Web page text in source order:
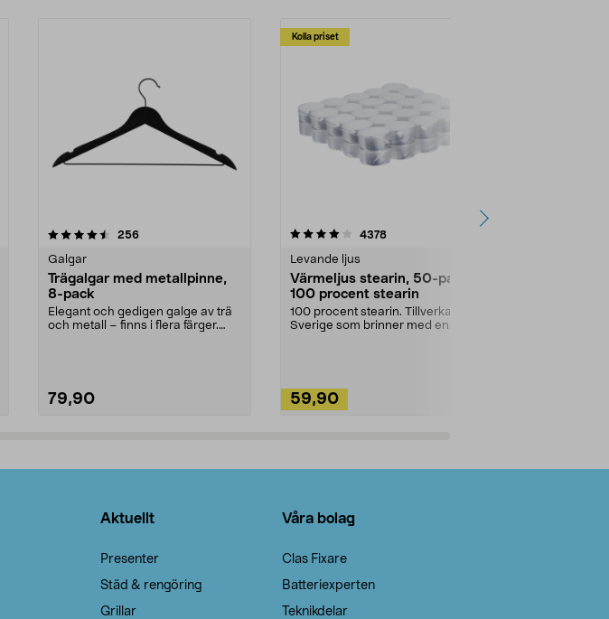
256recensioner
Galgar
Trägalgar med metallpinne,
8-pack
Elegant och gedigen galge av trä
och metall – finns i flera färger.
79,90
Kolla priset
4.0av 5 stjärnor 4378recensioner
Levande ljus
Värmeljus stearin, 50-pack,
100 procent stearin
100 procent stearin. Tillverkade i
Sverige som brinner med en
59,90
4.5av 5 stjärnor
Aktuellt
Presenter
Städ & rengöring
Grillar
Våra bolag
Clas Fixare
Batteriexperten
Teknikdelar